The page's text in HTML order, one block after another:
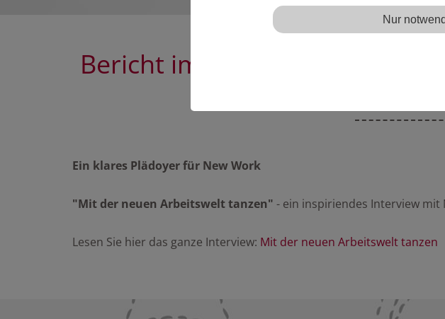
Nur
Bericht im aktuellen Raiqa-
Ein klares Plädoyer für New Work
"Mit der neuen Arbeitswelt tanzen" - ein inspiriendes Interview mit
Lesen Sie hier das ganze Interview: Mit der neuen Arbeitswelt tanzen